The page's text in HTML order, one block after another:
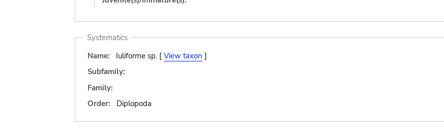
Systematics
Name:
Iuliforme sp. [ View taxon ]
Subfamily:
Family:
Order:
Diplopoda